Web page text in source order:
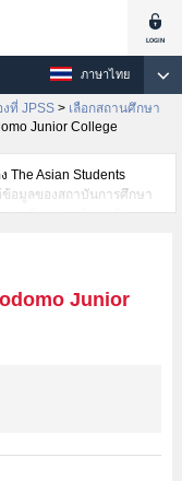
ภาษาไทย
ที่ JPSS > เลือกสถานศึกษา
Junior College
The Asian Students
ข้อมูลของสถาบันการศึกษา
อนุปริญญา・วิทยาลัย
บคัดเลือกเข้าศึกษาเช่น
อกเป็นต้น,แนะนำสถาน
หาข้อมูลตามอัธยาศัย
Junior